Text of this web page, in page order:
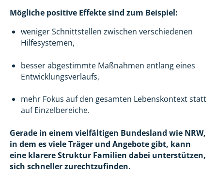
Mögliche positive Effekte sind zum Beispiel:
weniger Schnittstellen zwischen verschiedenen
Hilfesystemen,
besser abgestimmte Maßnahmen entlang eines
Entwicklungsverlaufs,
mehr Fokus auf den gesamten Lebenskontext statt
auf Einzelbereiche.
Gerade in einem vielfältigen Bundesland wie NRW,
in dem es viele Träger und Angebote gibt, kann
eine klarere Struktur Familien dabei unterstützen,
sich schneller zurechtzufinden.